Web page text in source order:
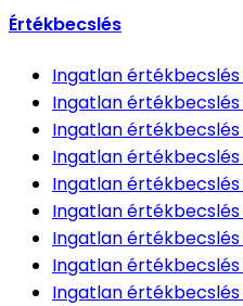
Értékbecslés
Ingatlan értékbecslés
Ingatlan értékbecslés
Ingatlan értékbecslés
Ingatlan értékbecslés
Ingatlan értékbecslés
Ingatlan értékbecslés
Ingatlan értékbecslés
Ingatlan értékbecslés
Ingatlan értékbecslés